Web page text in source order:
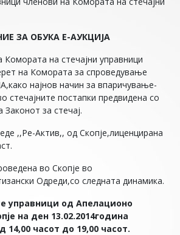
ЗА ОБУКА Е-АУКЦИЈА
на стечајни управници
на Комората за спроведување
најнов начин за впаричување-
стечајните постапки предвидена со
Законот за стечај.
,,Ре-Актив,, од Скопје,лиценцирана
во Скопје во
Одреди,со следната динамика.
управници од Апелационо
на ден 13.02.2014година
14,00 часот до 19,00 часот.